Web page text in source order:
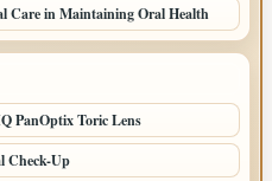
Care in Maintaining Oral Health
PanOptix Toric Lens
Check-Up